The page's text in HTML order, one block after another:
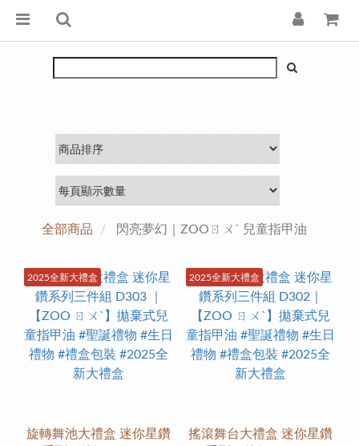
全部商品 閃亮夢幻｜ZOOㄖㄨˋ 兒童指甲油
2025全新大禮盒
旋轉舞池大禮盒 迷你星鑽
2025全新大禮盒
搖滾舞台大禮盒 迷你星鑽